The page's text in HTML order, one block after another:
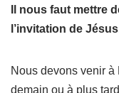
Il nous faut mettre
l’invitation de
Nous devons venir à
demain ou à plus